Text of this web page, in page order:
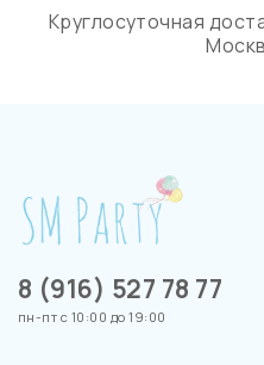
Круглосуточная
8 (916) 527 78 77
пн-пт с 10:00 до 19:00